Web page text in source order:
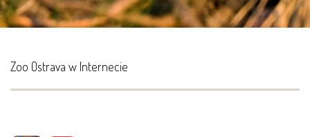
Zoo Ostrava w Internecie